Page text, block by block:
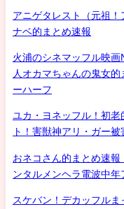
アニゲタレスト（元祖
ナベ的まとめ速報
火浦のシネマッフル映
人オカマちゃんの鬼女
ーハーフ
ユカ・ヨネッフル！初老
ト！害獣神アリ・ガー
おネコさん的まとめ速
ンタルメンヘラ電波中
スケバン！デカッフル